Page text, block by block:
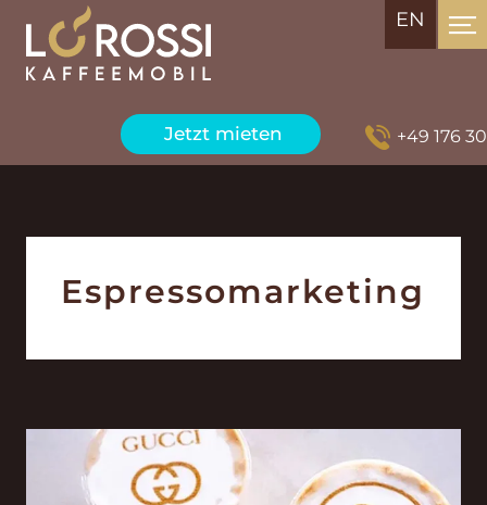
EN
Jetzt mieten +49 176
Espresso­marketing